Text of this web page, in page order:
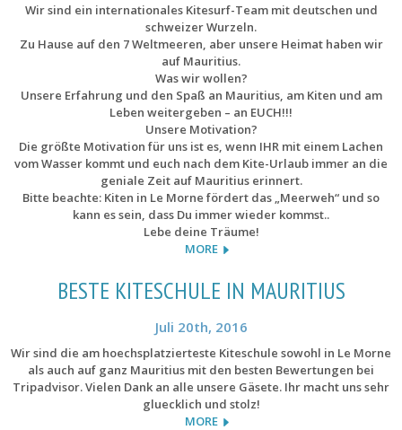
Wir sind ein internationales Kitesurf-Team mit deutschen und
schweizer Wurzeln.
Zu Hause auf den 7 Weltmeeren, aber unsere Heimat haben wir
auf Mauritius.
Was wir wollen?
Unsere Erfahrung und den Spaß an Mauritius, am Kiten und am
Leben weitergeben – an EUCH!!!
Unsere Motivation?
Die größte Motivation für uns ist es, wenn IHR mit einem Lachen
vom Wasser kommt und euch nach dem Kite-Urlaub immer an die
geniale Zeit auf Mauritius erinnert.
Bitte beachte: Kiten in Le Morne fördert das „Meerweh“ und so
kann es sein, dass Du immer wieder kommst..
Lebe deine Träume!
MORE
BESTE KITESCHULE IN MAURITIUS
Juli 20th, 2016
Wir sind die am hoechsplatzierteste Kiteschule sowohl in Le Morne
als auch auf ganz Mauritius mit den besten Bewertungen bei
Tripadvisor. Vielen Dank an alle unsere Gäsete. Ihr macht uns sehr
gluecklich und stolz!
MORE